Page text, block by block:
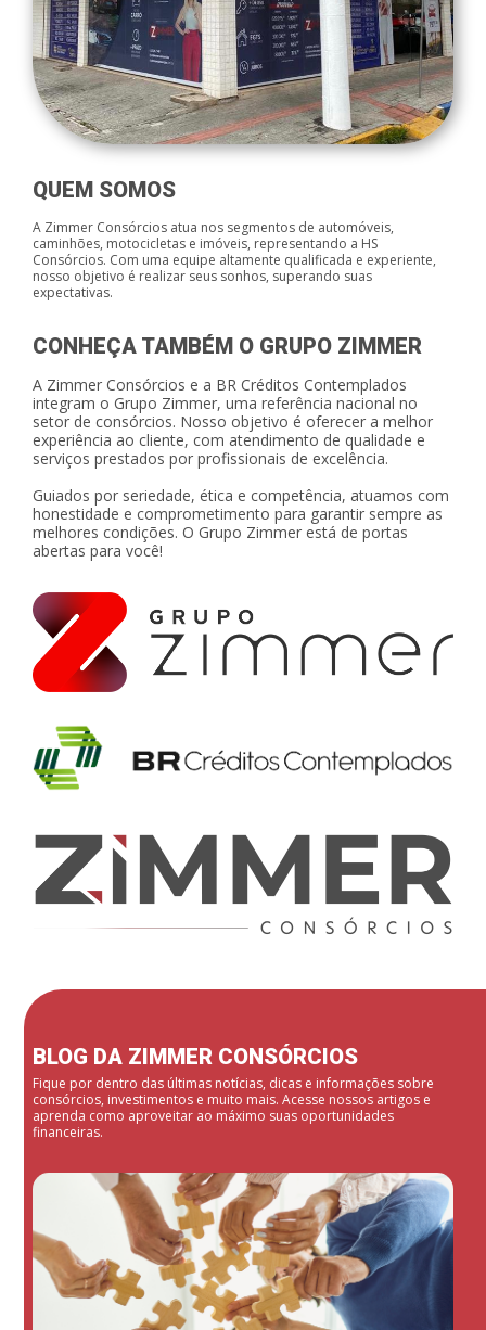
QUEM SOMOS
A Zimmer Consórcios atua nos segmentos de automóveis,
caminhões, motocicletas e imóveis, representando a HS
Consórcios. Com uma equipe altamente qualificada e experiente,
nosso objetivo é realizar seus sonhos, superando suas
expectativas.
CONHEÇA TAMBÉM O GRUPO ZIMMER
A Zimmer Consórcios e a BR Créditos Contemplados
integram o Grupo Zimmer, uma referência nacional no
setor de consórcios. Nosso objetivo é oferecer a melhor
experiência ao cliente, com atendimento de qualidade e
serviços prestados por profissionais de excelência.
Guiados por seriedade, ética e competência, atuamos com
honestidade e comprometimento para garantir sempre as
melhores condições. O Grupo Zimmer está de portas
abertas para você!
BLOG DA ZIMMER CONSÓRCIOS
Fique por dentro das últimas notícias, dicas e informações sobre
consórcios, investimentos e muito mais. Acesse nossos artigos e
aprenda como aproveitar ao máximo suas oportunidades
financeiras.